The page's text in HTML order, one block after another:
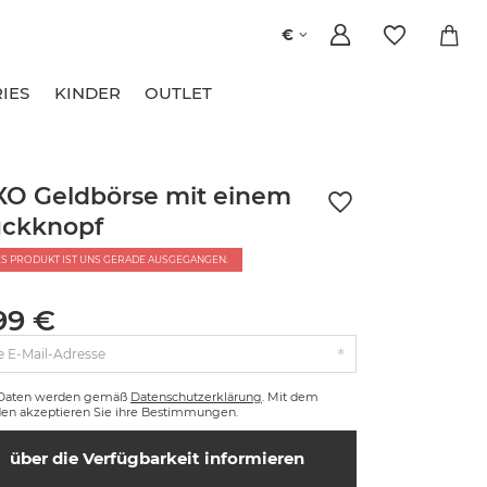
€
KINDER OUTLET
Geldbörse mit einem
PRODUKT IST UNS GERADE AUSGEGANGEN.
€
E-Mail-Adresse
werden gemäß Datenschutzerklärung. Mit dem
akzeptieren Sie ihre Bestimmungen.
über die Verfügbarkeit informieren